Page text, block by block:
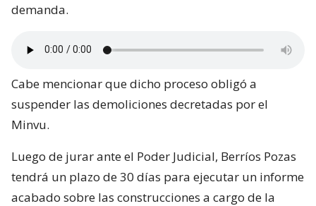
demanda.
Cabe mencionar que dicho proceso obligó a
suspender las demoliciones decretadas por el
Minvu.
Luego de jurar ante el Poder Judicial, Berríos Pozas
tendrá un plazo de 30 días para ejecutar un informe
acabado sobre las construcciones a cargo de la